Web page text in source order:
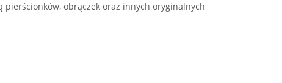
pierścionków, obrączek oraz innych oryginalnych